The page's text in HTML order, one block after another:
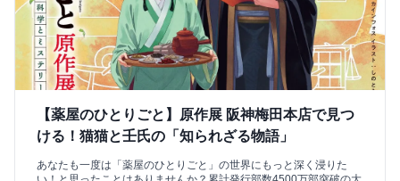
【薬屋のひとりごと】原作展 阪神梅田本店で見つ
ける！猫猫と壬氏の「知られざる物語」
あなたも一度は「薬屋のひとりごと」の世界にもっと深く浸りた